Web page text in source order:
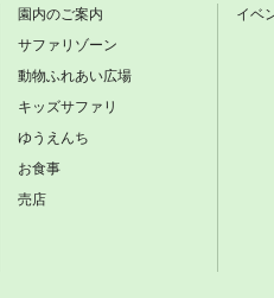
園内のご案内
サファリゾーン
動物ふれあい広場
キッズサファリ
ゆうえんち
お食事
売店
イベ